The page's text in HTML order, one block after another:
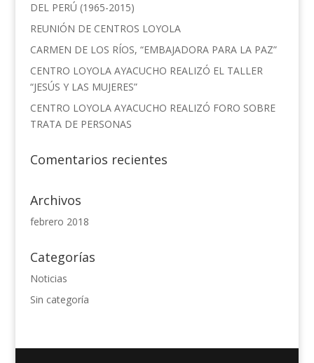
DEL PERÚ (1965-2015)
REUNIÓN DE CENTROS LOYOLA
CARMEN DE LOS RÍOS, “EMBAJADORA PARA LA PAZ”
CENTRO LOYOLA AYACUCHO REALIZÓ EL TALLER
“JESÚS Y LAS MUJERES”
CENTRO LOYOLA AYACUCHO REALIZÓ FORO SOBRE
TRATA DE PERSONAS
Comentarios recientes
Archivos
febrero 2018
Categorías
Noticias
Sin categoría